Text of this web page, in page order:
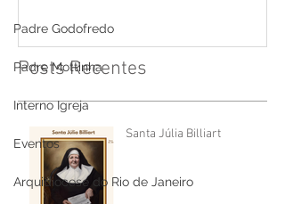
Padre Godofredo
Padre Mottinha
Interno Igreja
Eventos
Arquidiocese do Rio de Janeiro
Posts Recentes
Santa Júlia Billiart